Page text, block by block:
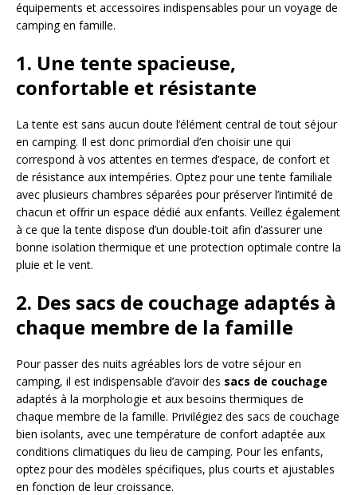
équipements et accessoires indispensables pour un voyage de
camping en famille.
1. Une tente spacieuse,
confortable et résistante
La tente est sans aucun doute l’élément central de tout séjour
en camping. Il est donc primordial d’en choisir une qui
correspond à vos attentes en termes d’espace, de confort et
de résistance aux intempéries. Optez pour une tente familiale
avec plusieurs chambres séparées pour préserver l’intimité de
chacun et offrir un espace dédié aux enfants. Veillez également
à ce que la tente dispose d’un double-toit afin d’assurer une
bonne isolation thermique et une protection optimale contre la
pluie et le vent.
2. Des sacs de couchage adaptés à
chaque membre de la famille
Pour passer des nuits agréables lors de votre séjour en
camping, il est indispensable d’avoir des sacs de couchage
adaptés à la morphologie et aux besoins thermiques de
chaque membre de la famille. Privilégiez des sacs de couchage
bien isolants, avec une température de confort adaptée aux
conditions climatiques du lieu de camping. Pour les enfants,
optez pour des modèles spécifiques, plus courts et ajustables
en fonction de leur croissance.